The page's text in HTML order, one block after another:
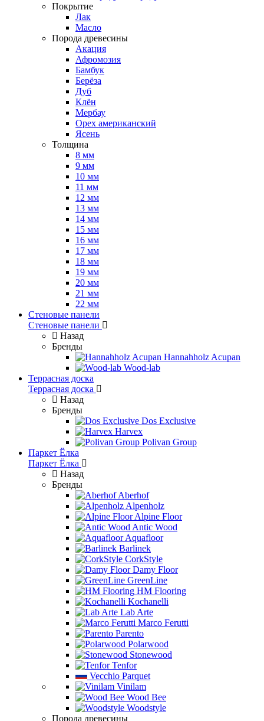
Покрытие
Лак
Масло
Порода древесины
Акация
Афромозия
Бамбук
Берёза
Дуб
Клён
Мербау
Орех американский
Ясень
Толщина
8 мм
9 мм
10 мм
11 мм
12 мм
13 мм
14 мм
15 мм
16 мм
17 мм
18 мм
19 мм
20 мм
21 мм
22 мм
Стеновые панели
Стеновые панели
Назад
Бренды
Hannahholz Acupan
Wood-lab
Террасная доска
Террасная доска
Назад
Бренды
Dos Exclusive
Harvex
Polivan Group
Паркет Ёлка
Паркет Ёлка
Назад
Бренды
Aberhof
Alpenholz
Alpine Floor
Antic Wood
Aquafloor
Barlinek
CorkStyle
Damy Floor
GreenLine
HM Flooring
Kochanelli
Lab Arte
Marco Ferutti
Parento
Polarwood
Stonewood
Tenfor
Vecchio Parquet
Vinilam
Wood Bee
Woodstyle
Порода древесины